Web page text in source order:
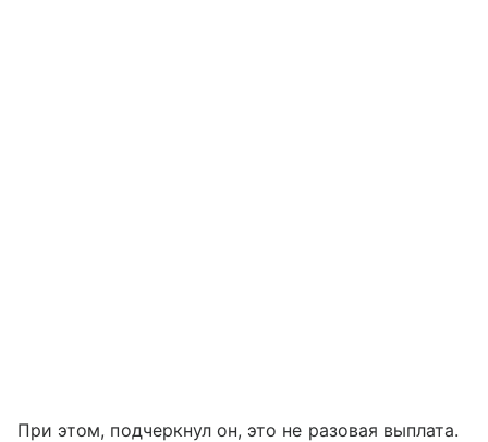
При этом, подчеркнул он, это не разовая выплата.